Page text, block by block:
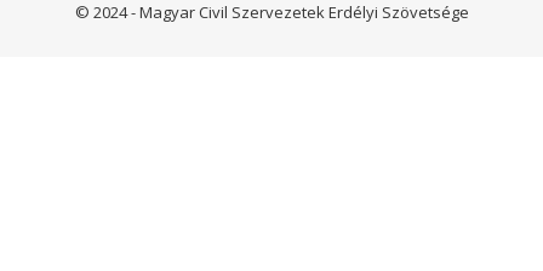
© 2024 - Magyar Civil Szervezetek Erdélyi Szövetsége